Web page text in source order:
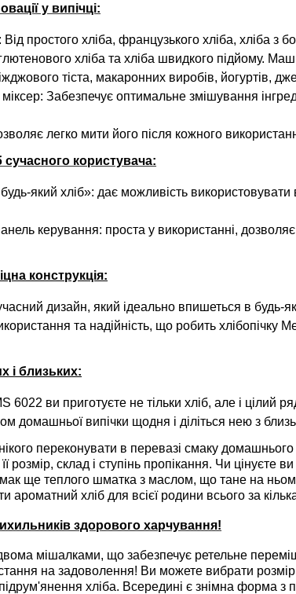
у випічці:
простого хліба, французького хліба, хліба з
хліба та хліба швидкого підйому.
тіста, макаронних виробів, йогуртів,
Забезпечує оптимальне змішування
легко мити його після кожного
користувача:
який хліб»: дає можливість
панель керування: проста у використанні,
конструкція:
дизайн, який ідеально впишеться в будь-
та надійність, що робить хлібопічку
і близьких:
6022 ви приготуєте не тільки хліб, але і цілий
домашньої випічки щодня і діліться нею з
переконувати в перевазі смаку домашнього
розмір, склад і ступінь пропікання. Чи цінуєте
ще теплого шматка з маслом, що тане на
ароматний хліб для всієї родини всього за
здорового харчування!
мішалками, що забезпечує ретельне
на задоволення! Ви можете вибрати розмір
хліба. Всередині є знімна форма